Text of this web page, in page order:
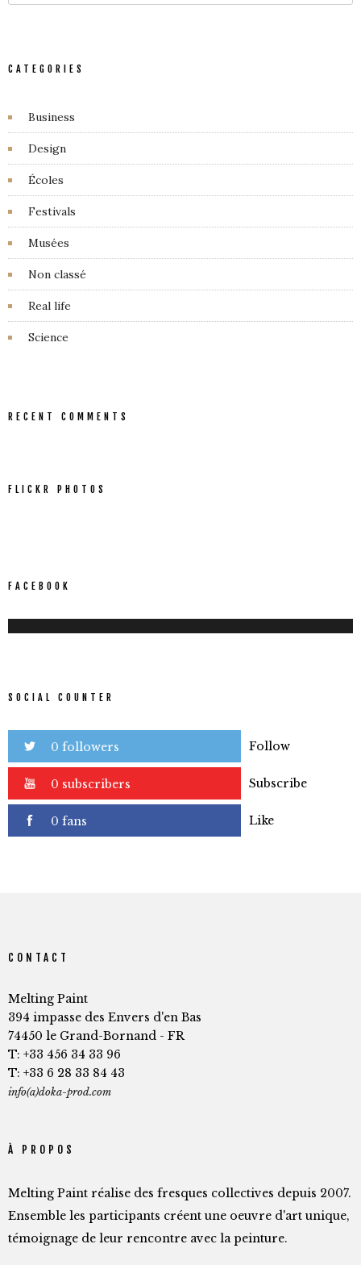
CATEGORIES
Business
Design
Écoles
Festivals
Musées
Non classé
Real life
Science
RECENT COMMENTS
FLICKR PHOTOS
FACEBOOK
SOCIAL COUNTER
0 followers Follow
0 subscribers Subscribe
0 fans Like
CONTACT
Melting Paint
394 impasse des Envers d'en Bas
74450 le Grand-Bornand - FR
T: +33 456 34 33 96
T: +33 6 28 33 84 43
info(a)doka-prod.com
À PROPOS
Melting Paint réalise des fresques collectives depuis 2007.
Ensemble les participants créent une oeuvre d'art unique,
témoignage de leur rencontre avec la peinture.